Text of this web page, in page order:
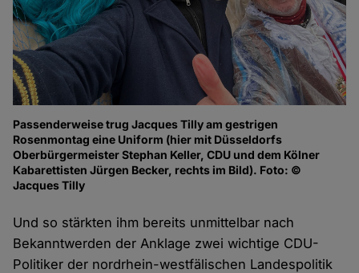
Passenderweise trug Jacques Tilly am gestrigen
Rosenmontag eine Uniform (hier mit Düsseldorfs
Oberbürgermeister Stephan Keller, CDU und dem Kölner
Kabarettisten Jürgen Becker, rechts im Bild). Foto: ©
Jacques Tilly
Und so stärkten ihm bereits unmittelbar nach
Bekanntwerden der Anklage zwei wichtige CDU-
Politiker der nordrhein-westfälischen Landespolitik